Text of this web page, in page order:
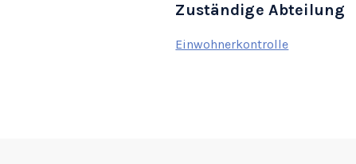
Zuständige Abteilung
Einwohnerkontrolle